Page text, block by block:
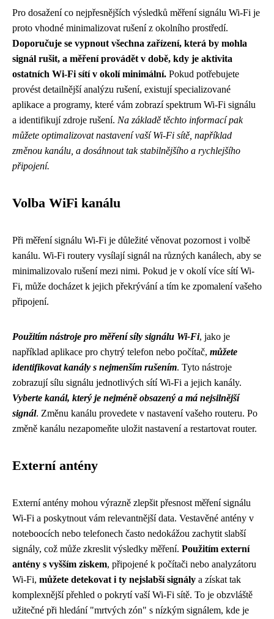
Pro dosažení co nejpřesnějších výsledků měření signálu Wi-Fi je
proto vhodné minimalizovat rušení z okolního prostředí.
Doporučuje se vypnout všechna zařízení, která by mohla
signál rušit, a měření provádět v době, kdy je aktivita
ostatních Wi-Fi sítí v okolí minimální. Pokud potřebujete
provést detailnější analýzu rušení, existují specializované
aplikace a programy, které vám zobrazí spektrum Wi-Fi signálu
a identifikují zdroje rušení. Na základě těchto informací pak
můžete optimalizovat nastavení vaší Wi-Fi sítě, například
změnou kanálu, a dosáhnout tak stabilnějšího a rychlejšího
připojení.
Volba WiFi kanálu
Při měření signálu Wi-Fi je důležité věnovat pozornost i volbě
kanálu. Wi-Fi routery vysílají signál na různých kanálech, aby se
minimalizovalo rušení mezi nimi. Pokud je v okolí více sítí Wi-
Fi, může docházet k jejich překrývání a tím ke zpomalení vašeho
připojení.
Použitím nástroje pro měření síly signálu Wi-Fi, jako je
například aplikace pro chytrý telefon nebo počítač, můžete
identifikovat kanály s nejmenším rušením. Tyto nástroje
zobrazují sílu signálu jednotlivých sítí Wi-Fi a jejich kanály.
Vyberte kanál, který je nejméně obsazený a má nejsilnější
signál. Změnu kanálu provedete v nastavení vašeho routeru. Po
změně kanálu nezapomeňte uložit nastavení a restartovat router.
Externí antény
Externí antény mohou výrazně zlepšit přesnost měření signálu
Wi-Fi a poskytnout vám relevantnější data. Vestavěné antény v
noteboocích nebo telefonech často nedokážou zachytit slabší
signály, což může zkreslit výsledky měření. Použitím externí
antény s vyšším ziskem, připojené k počítači nebo analyzátoru
Wi-Fi, můžete detekovat i ty nejslabší signály a získat tak
komplexnější přehled o pokrytí vaší Wi-Fi sítě. To je obzvláště
užitečné při hledání "mrtvých zón" s nízkým signálem, kde je